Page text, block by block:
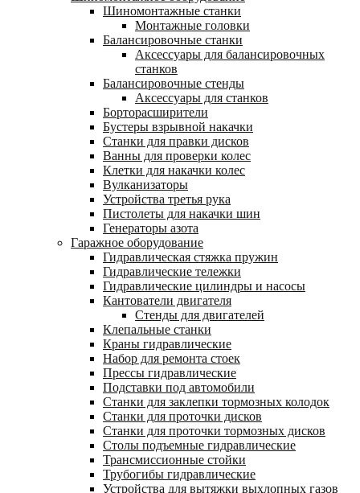
Шиномонтажные станки
Монтажные головки
Балансировочные станки
Аксессуары для балансировочных
станков
Балансировочные стенды
Аксессуары для станков
Борторасширители
Бустеры взрывной накачки
Станки для правки дисков
Ванны для проверки колес
Клетки для накачки колес
Вулканизаторы
Устройства третья рука
Пистолеты для накачки шин
Генераторы азота
Гаражное оборудование
Гидравлическая стяжка пружин
Гидравлические тележки
Гидравлические цилиндры и насосы
Кантователи двигателя
Стенды для двигателей
Клепальные станки
Краны гидравлические
Набор для ремонта стоек
Прессы гидравлические
Подставки под автомобили
Станки для заклепки тормозных колодок
Станки для проточки дисков
Станки для проточки тормозных дисков
Столы подъемные гидравлические
Трансмиссионные стойки
Трубогибы гидравлические
Устройства для вытяжки выхлопных газов